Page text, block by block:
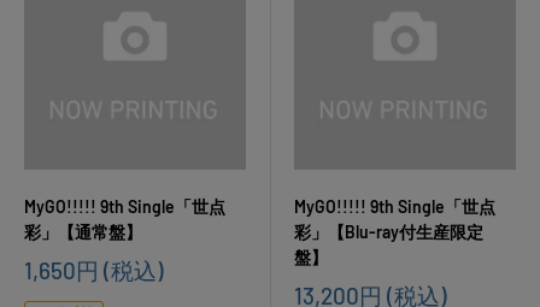
MyGO!!!!! 9th Single「世点
彩」【通常盤】
販
1,650円 (税込)
MyGO!!!!! 9th Single「世点
彩」【Blu-ray付生産限定
盤】
販
13,200円 (税込)